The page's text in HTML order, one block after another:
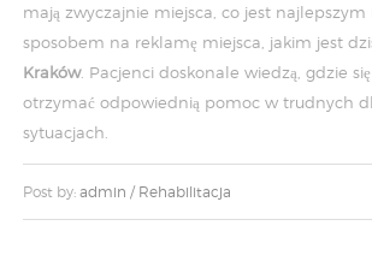
mają zwyczajnie miejsca, co jest
sposobem na reklamę miejsca, jakim jest
Kraków. Pacjenci doskonale wiedzą, gdzie
otrzymać odpowiednią pomoc w trudnych
sytuacjach.
Post by: admin / Rehabilitacja